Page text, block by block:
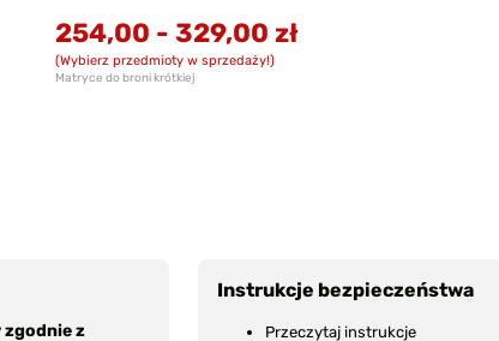
Matryce do broni krótkiej
254,00 - 329,00 zł
(Wybierz przedmioty w sprzedaży!)
z
Instrukcje bezpieczeństwa
Przeczytaj instrukcje